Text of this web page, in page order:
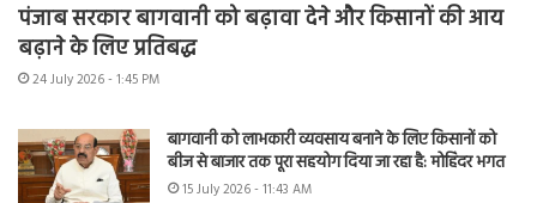
पंजाब सरकार बागवानी को बढ़ावा देने और किसानों की आय
बढ़ाने के लिए प्रतिबद्ध
24 July 2026 - 1:45 PM
बागवानी को लाभकारी व्यवसाय बनाने के लिए किसानों को
बीज से बाजार तक पूरा सहयोग दिया जा रहा है: मोहिंदर भगत
15 July 2026 - 11:43 AM